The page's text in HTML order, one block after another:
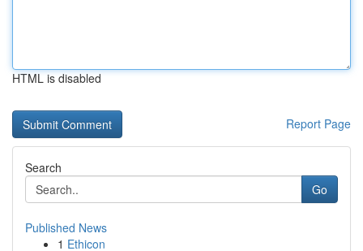
HTML is disabled
Report Page
Search
Go
Published News
1 Ethicon